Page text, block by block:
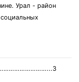
Урал - район